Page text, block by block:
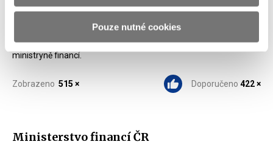
Pouze nutné cookies
Během prvních tří let fungování EET získaly veřejné rozpočty na
daních a pojistných přes 33 mld. Kč navíc a Účtenkovka má na
tomto zlepšeném inkasu neoddiskutovatelný podíl,“uzavírá
ministryně financí.
Zobrazeno 515 × Doporučeno 422 ×
Ministerstvo financí ČR